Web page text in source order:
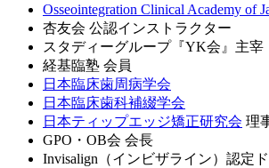
Osseointegration Clinical Academy of
杏友会 公認インストラクター
スタディーグループ『YK会』主宰
経基臨塾 会員
日本臨床歯周病学会
日本臨床歯科補綴学会
日本ティップエッジ矯正研究会 理
GPO・OB会 会長
Invisalign（インビザライン）認定